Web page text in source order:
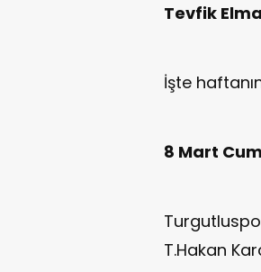
Tevfik
İşte
8 Mart
T.Hakan